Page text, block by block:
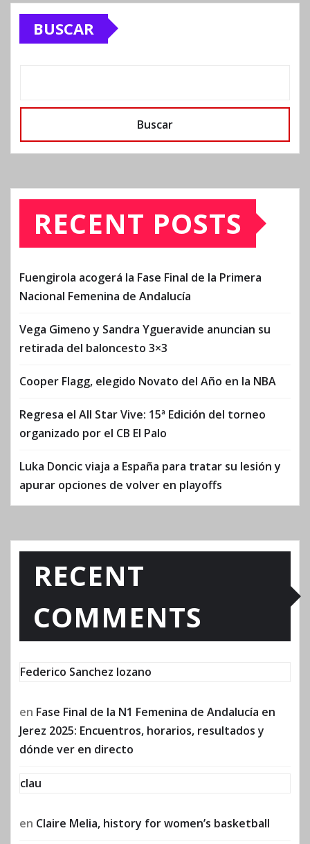
BUSCAR
Buscar
RECENT POSTS
Fuengirola acogerá la Fase Final de la Primera
Nacional Femenina de Andalucía
Vega Gimeno y Sandra Ygueravide anuncian su
retirada del baloncesto 3×3
Cooper Flagg, elegido Novato del Año en la NBA
Regresa el All Star Vive: 15ª Edición del torneo
organizado por el CB El Palo
Luka Doncic viaja a España para tratar su lesión y
apurar opciones de volver en playoffs
RECENT
COMMENTS
Federico Sanchez lozano
en Fase Final de la N1 Femenina de Andalucía en
Jerez 2025: Encuentros, horarios, resultados y
dónde ver en directo
clau
en Claire Melia, history for women’s basketball